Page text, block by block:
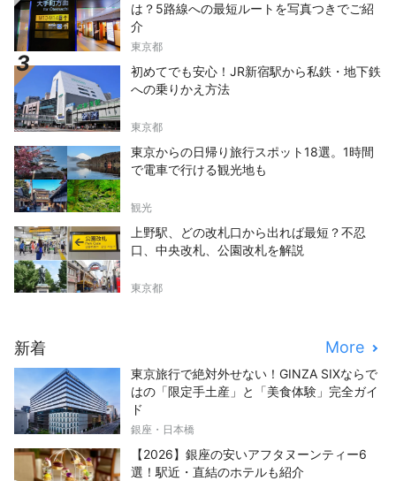
は？5路線への最短ルートを写真つきでご紹
介
東京都
初めてでも安心！JR新宿駅から私鉄・地下鉄
への乗りかえ方法
東京都
東京からの日帰り旅行スポット18選。1時間
で電車で行ける観光地も
観光
上野駅、どの改札口から出れば最短？不忍
口、中央改札、公園改札を解説
東京都
新着 More
東京旅行で絶対外せない！GINZA SIXならで
はの「限定手土産」と「美食体験」完全ガイ
ド
銀座・日本橋
【2026】銀座の安いアフタヌーンティー6
選！駅近・直結のホテルも紹介